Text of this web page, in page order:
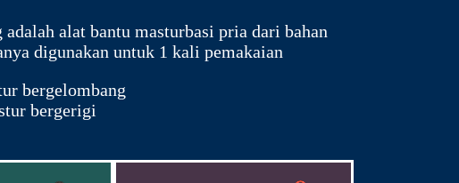
alat bantu masturbasi pria dari bahan
digunakan untuk 1 kali pemakaian
bergelombang
bergerigi